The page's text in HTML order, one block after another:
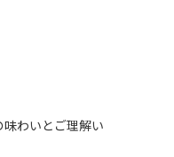
味わいとご理解い